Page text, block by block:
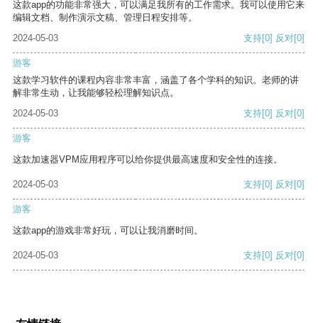
这款app的功能非常强大，可以满足我所有的工作需求。我可以使用它来
编辑文档、制作演示文稿、管理日程安排等。
2024-05-03
支持[0] 反对[0]
游客
这款学习软件的课程内容非常丰富，涵盖了各个学科的知识。老师的讲
解非常生动，让我能够轻松理解知识点。
2024-05-03
支持[0] 反对[0]
游客
这款加速器VPM应用程序可以给你提供最高速度和安全性的连接。
2024-05-03 支持[0] 反对[0]
游客
这款app的游戏非常好玩，可以让我消磨时间。
2024-05-03 支持[0] 反对[0]